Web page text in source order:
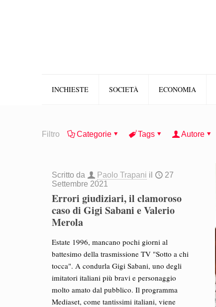
INCHIESTE SOCIETÀ ECONOMIA
Filtro Categorie Tags Autore
Scritto da Paolo Trapani il
27
Settembre 2021
Errori giudiziari, il clamoroso
caso di Gigi Sabani e Valerio
Merola
Estate 1996, mancano pochi giorni al
battesimo della trasmissione TV "Sotto a chi
tocca". A condurla Gigi Sabani, uno degli
imitatori italiani più bravi e personaggio
molto amato dal pubblico. Il programma
Mediaset, come tantissimi italiani, viene